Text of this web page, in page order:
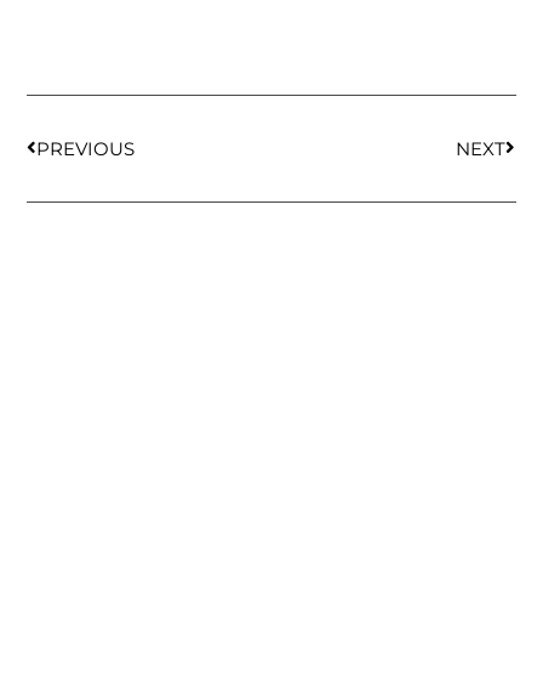
PREVIOUS NEXT